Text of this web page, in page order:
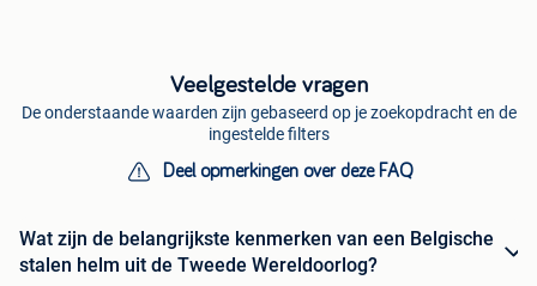
Veelgestelde vragen
De onderstaande waarden zijn gebaseerd op je zoekopdracht en de
ingestelde filters
Deel opmerkingen over deze FAQ
Wat zijn de belangrijkste kenmerken van een Belgische
stalen helm uit de Tweede Wereldoorlog?